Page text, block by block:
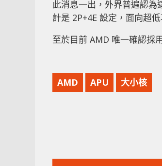
此消息一出，外界普遍認
計是 2P+4E 設定，面向超
至於目前 AMD 唯一確認採
AMD APU 大小核